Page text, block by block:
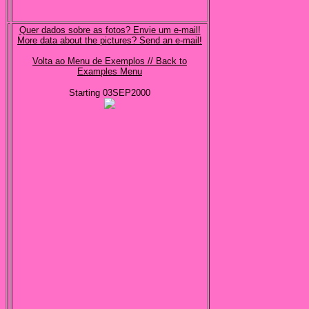
Quer dados sobre as fotos? Envie um e-mail!
More data about the pictures? Send an e-mail!
Volta ao Menu de Exemplos // Back to
Examples Menu
Starting 03SEP2000